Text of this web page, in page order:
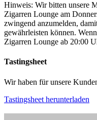
Hinweis: Wir bitten unsere
Zigarren Lounge am
zwingend anzumelden,
gewährleisten können.
Zigarren Lounge ab 20:00
Tastingsheet
Wir haben für unsere
Tastingsheet herunterladen